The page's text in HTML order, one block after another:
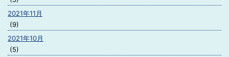
2021年11月
(9)
2021年10月
(5)